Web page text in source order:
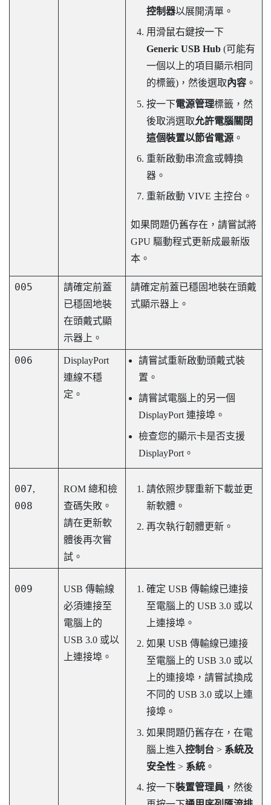
控制器以展開清單。
用滑鼠右鍵按一下
Generic USB Hub(可能有
一個以上的項目顯示相同
的標籤)，然後選取內容。
按一下電源管理標籤，然
後取消選取允許電腦關閉
這個裝置以節省電源。
重新啟動串流盒或轉換
器。
重新啟動 VIVE 主控台 。
如果問題仍舊存在，請嘗試將
GPU 驅動程式更新成最新版
本。
005
請確定前蓋
已穩固地裝
在頭戴式顯
示器上。
請確定前蓋已穩固地裝在頭戴
式顯示器上。
006
DisplayPort
連線不穩
定。
請嘗試重新啟動頭戴式裝
置。
請嘗試電腦上的另一個
DisplayPort連接埠。
檢查您的顯示卡是否支援
DisplayPort。
007,
008
ROM 總和檢
查碼失敗。
請在更新軟
體後再次嘗
試。
請依照步驟重新下載並更
新軟體。
再次執行韌體更新。
009
USB 傳輸線
必須連接至
電腦上的
USB 3.0 或以
上連接埠。
確定 USB 傳輸線已連接
至電腦上的 USB 3.0 或以
上連接埠。
如果 USB 傳輸線已連接
至電腦上的 USB 3.0 或以
上的連接埠，請嘗試換成
不同的 USB 3.0 或以上連
接埠。
如果問題仍舊存在，在電
腦上進入控制台> 系統及
安全性> 系統。
按一下裝置管理員 ，然後